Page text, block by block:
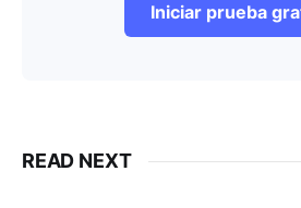
Iniciar prueba
READ NEXT